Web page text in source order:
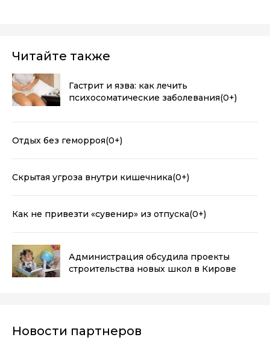
Читайте также
Гастрит и язва: как лечить
психосоматические заболевания(0+)
Отдых без геморроя(0+)
Скрытая угроза внутри кишечника(0+)
Как не привезти «сувенир» из отпуска(0+)
Администрация обсудила проекты
строительства новых школ в Кирове
Новости партнеров